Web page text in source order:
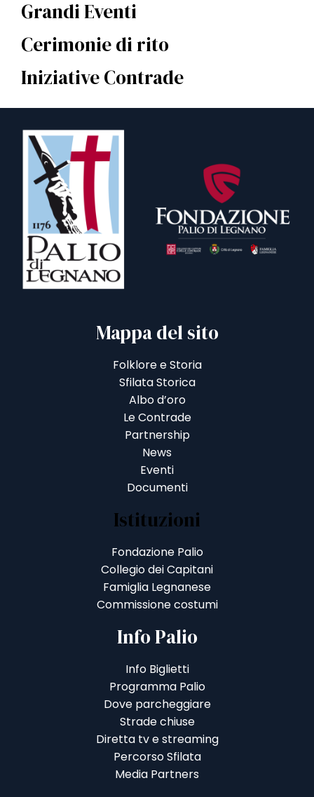
Grandi Eventi
Cerimonie di rito
Iniziative Contrade
Mappa del sito
Folklore e Storia
Sfilata Storica
Albo d’oro
Le Contrade
Partnership
News
Eventi
Documenti
Istituzioni
Fondazione Palio
Collegio dei Capitani
Famiglia Legnanese
Commissione costumi
Info Palio
Info Biglietti
Programma Palio
Dove parcheggiare
Strade chiuse
Diretta tv e streaming
Percorso Sfilata
Media Partners